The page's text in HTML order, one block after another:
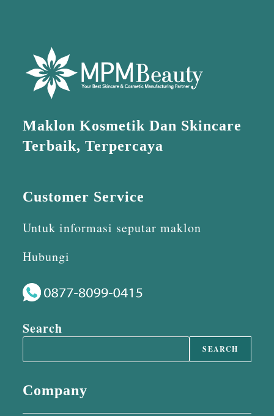
Maklon Kosmetik Dan Skincare
Terbaik, Terpercaya
Customer Service
Untuk informasi seputar maklon
Hubungi
Search
SEARCH
Company